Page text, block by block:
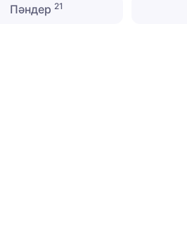
Пәндер 21